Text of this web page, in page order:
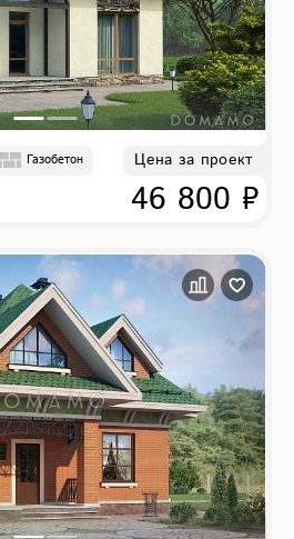
Газобетон Цена за проект
46 800 ₽